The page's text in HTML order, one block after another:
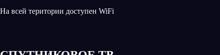
На всей територии доступен WiFi